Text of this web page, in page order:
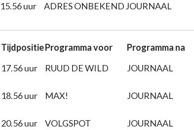
15.56 uur ADRES ONBEKENDJOURNAAL
TijdpositieProgramma voor
Programma na
17.56 uur RUUD DE WILD
JOURNAAL
18.56 uur MAX!
JOURNAAL
20.56 uur VOLGSPOT JOURNAAL